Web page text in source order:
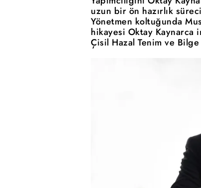
uzun bir ön hazırlık
Yönetmen koltuğunda
hikayesi Oktay Kaynarca
Çisil Hazal Tenim ve